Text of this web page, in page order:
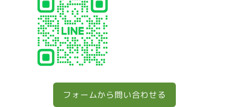
フォームから問い合わせる